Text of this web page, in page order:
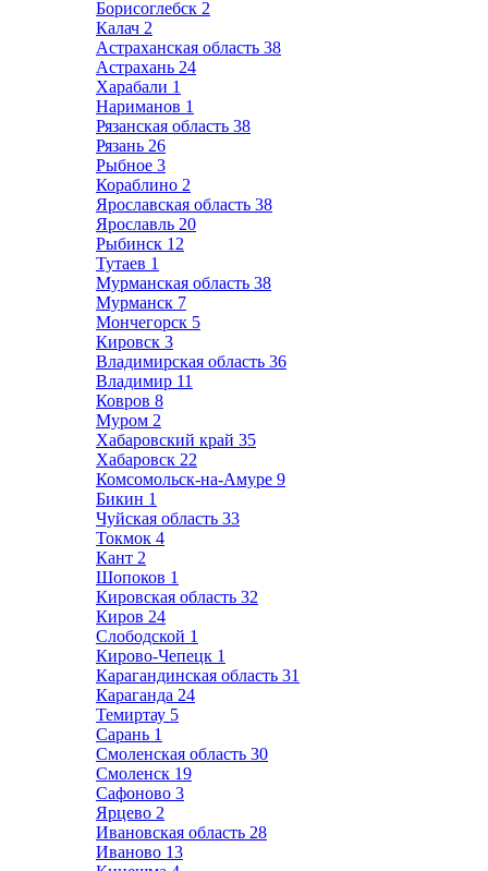
Борисоглебск 2
Калач 2
Астраханская область 38
Астрахань 24
Харабали 1
Нариманов 1
Рязанская область 38
Рязань 26
Рыбное 3
Кораблино 2
Ярославская область 38
Ярославль 20
Рыбинск 12
Тутаев 1
Мурманская область 38
Мурманск 7
Мончегорск 5
Кировск 3
Владимирская область 36
Владимир 11
Ковров 8
Муром 2
Хабаровский край 35
Хабаровск 22
Комсомольск-на-Амуре 9
Бикин 1
Чуйская область 33
Токмок 4
Кант 2
Шопоков 1
Кировская область 32
Киров 24
Слободской 1
Кирово-Чепецк 1
Карагандинская область 31
Караганда 24
Темиртау 5
Сарань 1
Смоленская область 30
Смоленск 19
Сафоново 3
Ярцево 2
Ивановская область 28
Иваново 13